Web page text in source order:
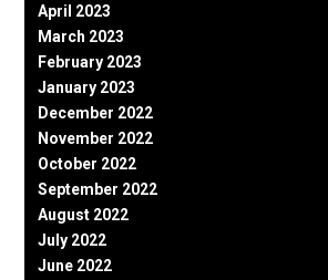
April 2023
March 2023
February 2023
January 2023
December 2022
November 2022
October 2022
September 2022
August 2022
July 2022
June 2022